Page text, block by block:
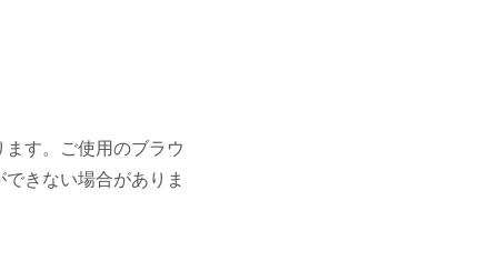
す。ご使用のブラウ
きない場合がありま